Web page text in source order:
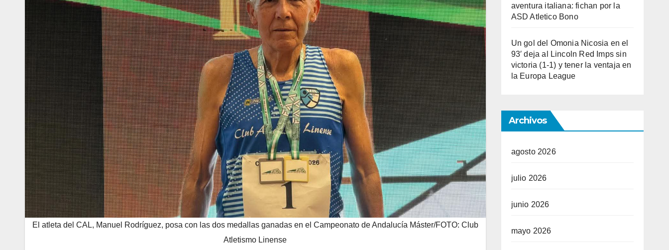
El atleta del CAL, Manuel Rodríguez, posa con las dos medallas ganadas en el Campeonato de Andalucía Máster/FOTO: Club
Atletismo Linense
aventura italiana: fichan por la
ASD Atletico Bono
Un gol del Omonia Nicosia en el
93′ deja al Lincoln Red Imps sin
victoria (1-1) y tener la ventaja en
la Europa League
Archivos
agosto 2026
julio 2026
junio 2026
mayo 2026